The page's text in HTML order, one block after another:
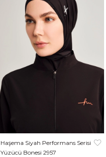
Haşema Siyah Performans Serisi
Yüzücü Bonesi 2957